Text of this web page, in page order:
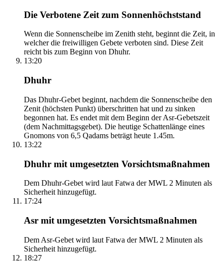
Die Verbotene Zeit zum Sonnenhöchststand
Wenn die Sonnenscheibe im Zenith steht, beginnt die Zeit, in
welcher die freiwilligen Gebete verboten sind. Diese Zeit
reicht bis zum Beginn von Dhuhr.
13:20
Dhuhr
Das Dhuhr-Gebet beginnt, nachdem die Sonnenscheibe den
Zenit (höchsten Punkt) überschritten hat und zu sinken
begonnen hat. Es endet mit dem Beginn der Asr-Gebetszeit
(dem Nachmittagsgebet). Die heutige Schattenlänge eines
Gnomons von 6,5 Qadams beträgt heute 1.45m.
13:22
Dhuhr mit umgesetzten Vorsichtsmaßnahmen
Dem Dhuhr-Gebet wird laut Fatwa der MWL 2 Minuten als
Sicherheit hinzugefügt.
17:24
Asr mit umgesetzten Vorsichtsmaßnahmen
Dem Asr-Gebet wird laut Fatwa der MWL 2 Minuten als
Sicherheit hinzugefügt.
18:27